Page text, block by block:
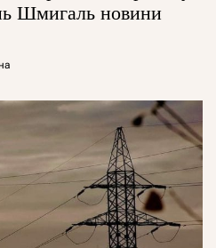
Шмигаль новини